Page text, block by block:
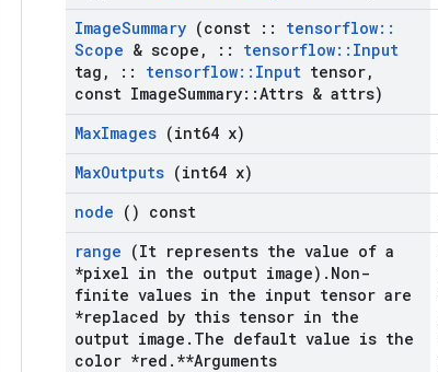
ImageSummary (const :: tensorflow::
Scope & scope , :: tensorflow:: Input
tag , :: tensorflow:: Input tensor,
const ImageSummary::Attrs & attrs)
MaxImages (int64 x)
MaxOutputs (int64 x)
node () const
range (It represents the value of a
*pixel in the output image) . Non-
finite values in the input tensor are
*replaced by this tensor in the
output image . The default value is the
color *red . **Arguments